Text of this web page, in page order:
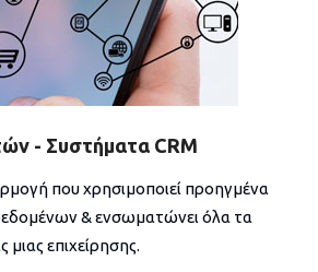
- Συστήματα CRM
που χρησιμοποιεί προηγμένα
& ενσωματώνει όλα τα
μιας επιχείρησης.